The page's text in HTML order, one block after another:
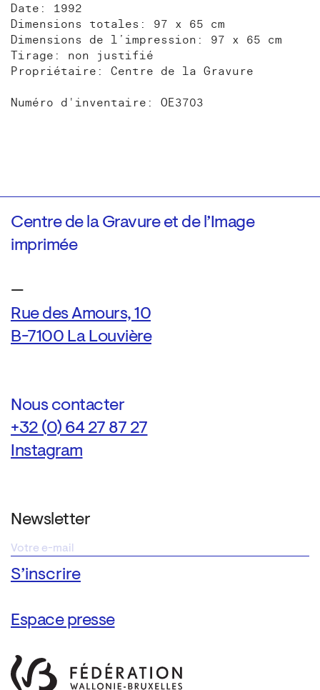
Date: 1992
Dimensions totales: 97 x 65 cm
Dimensions de l’impression: 97 x 65 cm
Tirage: non justifié
Propriétaire: Centre de la Gravure
Numéro d'inventaire: OE3703
Centre de la Gravure et de l’Image
imprimée
—
Rue des Amours, 10
B-7100 La Louvière
Nous contacter
+32 (0) 64 27 87 27
Instagram
Newsletter
Espace presse